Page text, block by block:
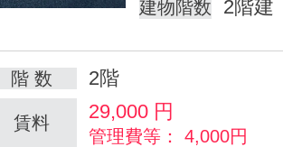
建物階数 2階建
階 数 2階
賃料 29,000 円
管理費等： 4,000円